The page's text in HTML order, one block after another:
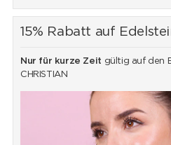
15% Rabatt auf
Nur für kurze Zeit gültig auf den
CHRISTIAN